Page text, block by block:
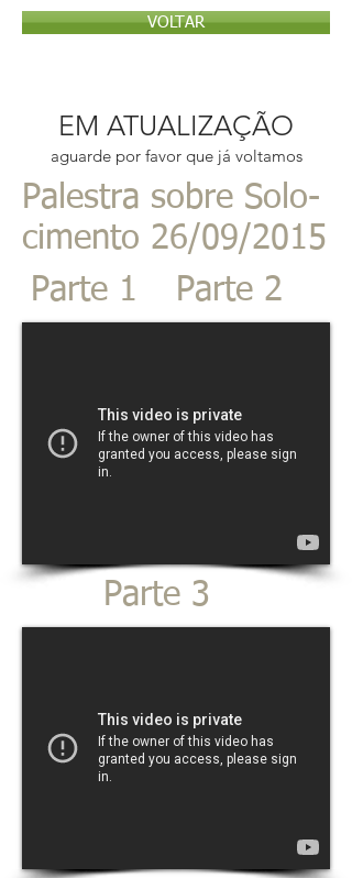
VOLTAR
EM ATUALIZAÇÃO
aguarde por favor que já voltamos
Palestra sobre Solo-
cimento 26/09/2015
Parte 1
Parte 2
Parte 3